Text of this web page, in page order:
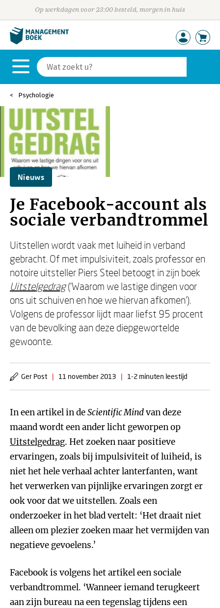
Op werkdagen voor 23:00 besteld, morgen in huis
Psychologie
Nieuws
Je Facebook-account als
sociale verbandtrommel
Uitstellen wordt vaak met luiheid in verband
gebracht. Of met impulsiviteit, zoals professor en
notoire uitsteller Piers Steel betoogt in zijn boek
Uitstelgedrag(‘Waarom we lastige dingen voor
ons uit schuiven en hoe we hiervan afkomen’).
Volgens de professor lijdt maar liefst 95 procent
van de bevolking aan deze diepgewortelde
gewoonte.
Ger Post | 11 november 2013 | 1-2 minuten leestijd
In een artikel in deScientific Mindvan deze
maand wordt een ander licht geworpen op
Uitstelgedrag. Het zoeken naar positieve
ervaringen, zoals bij impulsiviteit of luiheid, is
niet het hele verhaal achter lanterfanten, want
het verwerken van pijnlijke ervaringen zorgt er
ook voor dat we uitstellen. Zoals een
onderzoeker in het blad vertelt: ‘Het draait niet
alleen om plezier zoeken maar het vermijden van
negatieve gevoelens.’
Facebook is volgens het artikel een sociale
verbandtrommel. ‘Wanneer iemand terugkeert
aan zijn bureau na een tegenslag tijdens een